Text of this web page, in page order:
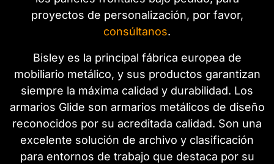
proyectos de personalización, por favor,
consúltanos.
Bisley es la principal fábrica europea de
mobiliario metálico, y sus productos garantizan
siempre la máxima calidad y durabilidad. Los
armarios Glide son armarios metálicos de diseño
reconocidos por su acreditada calidad. Son una
excelente solución de archivo y clasificación
para entornos de trabajo que destaca por su